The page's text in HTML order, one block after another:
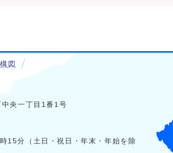
図
央一丁目1番1号
15分（土日・祝日・年末・年始を除